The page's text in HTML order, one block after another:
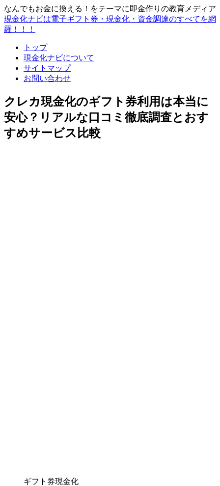
なんでもお金に換える！をテーマに即金作りの教育メディア
現金化ナビは電子ギフト券・現金化・資金調達のすべてを網
羅！！！
トップ
現金化ナビについて
サイトマップ
お問い合わせ
クレカ現金化のギフト券利用は本当に
安心？リアルな口コミ徹底調査とおす
すめサービス比較
ギフト券現金化